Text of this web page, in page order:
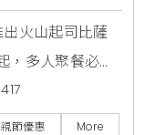
火山起司比薩
多人聚餐必備
閃6天爸氣開
優惠。PK APP
417
節優惠 More